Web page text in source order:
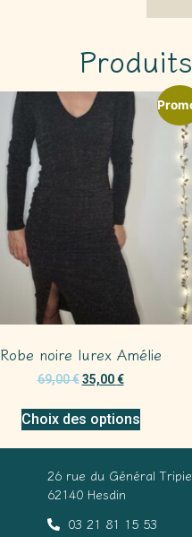
Robe noire lurex Amélie
69,00€ 35,00€
Choix des options
26 rue du Général
62140 Hesdin
03 21 81 15 53